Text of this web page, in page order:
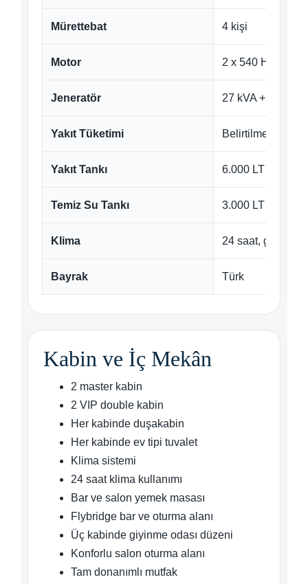
Mürettebat 4 kişi
Motor 2 x 540 HP
Jeneratör 27 kVA + 33 kVA
Yakıt Tüketimi Belirtilmemiş
Yakıt Tankı 6.000 LT
Temiz Su Tankı 3.000 LT + su
Klima 24 saat, gece
Bayrak Türk
Kabin ve İç Mekân
2 master kabin
2 VIP double kabin
Her kabinde duşakabin
Her kabinde ev tipi tuvalet
Klima sistemi
24 saat klima kullanımı
Bar ve salon yemek masası
Flybridge bar ve oturma alanı
Üç kabinde giyinme odası düzeni
Konforlu salon oturma alanı
Tam donanımlı mutfak